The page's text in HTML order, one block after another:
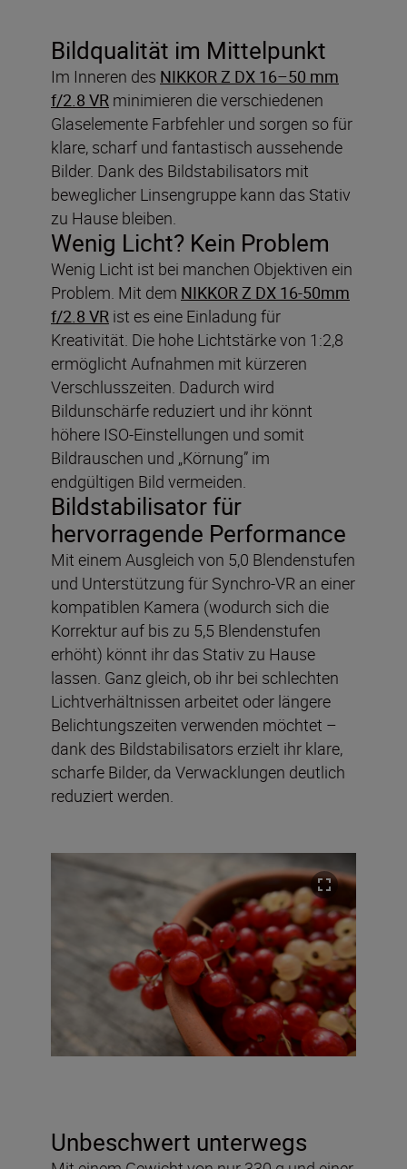
Bildqualität im Mittelpunkt
Im Inneren des NIKKOR Z DX 16–50 mm
f/2.8 VR minimieren die verschiedenen
Glaselemente Farbfehler und sorgen so für
klare, scharf und fantastisch aussehende
Bilder. Dank des Bildstabilisators mit
beweglicher Linsengruppe kann das Stativ
zu Hause bleiben.
Wenig Licht? Kein Problem
Wenig Licht ist bei manchen Objektiven ein
Problem. Mit dem NIKKOR Z DX 16-50mm
f/2.8 VR ist es eine Einladung für
Kreativität. Die hohe Lichtstärke von 1:2,8
ermöglicht Aufnahmen mit kürzeren
Verschlusszeiten. Dadurch wird
Bildunschärfe reduziert und ihr könnt
höhere ISO-Einstellungen und somit
Bildrauschen und „Körnung” im
endgültigen Bild vermeiden.
Bildstabilisator für
hervorragende Performance
Mit einem Ausgleich von 5,0 Blendenstufen
und Unterstützung für Synchro-VR an einer
kompatiblen Kamera (wodurch sich die
Korrektur auf bis zu 5,5 Blendenstufen
erhöht) könnt ihr das Stativ zu Hause
lassen. Ganz gleich, ob ihr bei schlechten
Lichtverhältnissen arbeitet oder längere
Belichtungszeiten verwenden möchtet –
dank des Bildstabilisators erzielt ihr klare,
scharfe Bilder, da Verwacklungen deutlich
reduziert werden.
Unbeschwert unterwegs